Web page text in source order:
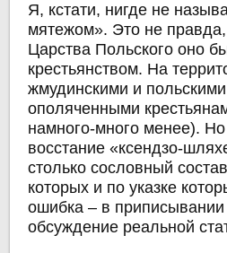
Я, кстати, нигде не
мятежом». Это не правда,
Царства Польского оно
крестьянством. На
жмудинскими и
ополяченными
намного-много менее).
восстание «ксендзо-
столько сословный
которых и по указке
ошибка – в
обсуждение реальной